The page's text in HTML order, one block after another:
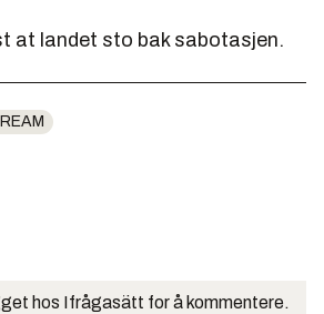
at landet sto bak sabotasjen.
hos Ifrågasätt for å kommentere.